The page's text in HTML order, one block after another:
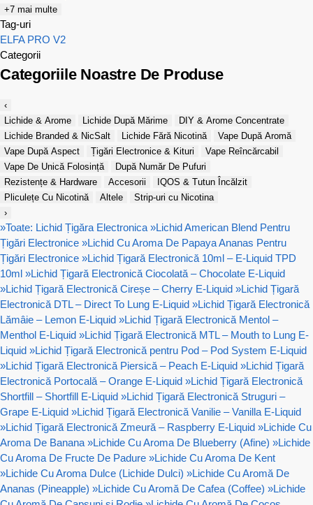
+7 mai multe
Tag-uri
ELFA PRO V2
Categorii
Categoriile Noastre De Produse
‹
Lichide & Arome
Lichide După Mărime
DIY & Arome Concentrate
Lichide Branded & NicSalt
Lichide Fără Nicotină
Vape După Aromă
Vape După Aspect
Țigări Electronice & Kituri
Vape Reîncărcabil
Vape De Unică Folosință
După Număr De Pufuri
Rezistențe & Hardware
Accesorii
IQOS & Tutun Încălzit
Pliculețe Cu Nicotină
Altele
Strip-uri cu Nicotina
›
»Toate: Lichid Țigăra Electronica »Lichid American Blend Pentru
Țigări Electronice »Lichid Cu Aroma De Papaya Ananas Pentru
Țigări Electronice »Lichid Țigară Electronică 10ml – E-Liquid TPD
10ml »Lichid Țigară Electronică Ciocolată – Chocolate E-Liquid
»Lichid Țigară Electronică Cireșe – Cherry E-Liquid »Lichid Țigară
Electronică DTL – Direct To Lung E-Liquid »Lichid Țigară Electronică
Lămâie – Lemon E-Liquid »Lichid Țigară Electronică Mentol –
Menthol E-Liquid »Lichid Țigară Electronică MTL – Mouth to Lung E-
Liquid »Lichid Țigară Electronică pentru Pod – Pod System E-Liquid
»Lichid Țigară Electronică Piersică – Peach E-Liquid »Lichid Țigară
Electronică Portocală – Orange E-Liquid »Lichid Țigară Electronică
Shortfill – Shortfill E-Liquid »Lichid Țigară Electronică Struguri –
Grape E-Liquid »Lichid Țigară Electronică Vanilie – Vanilla E-Liquid
»Lichid Țigară Electronică Zmeură – Raspberry E-Liquid »Lichide Cu
Aroma De Banana »Lichide Cu Aroma De Blueberry (Afine) »Lichide
Cu Aroma De Fructe De Padure »Lichide Cu Aroma De Kent
»Lichide Cu Aroma Dulce (Lichide Dulci) »Lichide Cu Aromă De
Ananas (Pineapple) »Lichide Cu Aromă De Cafea (Coffee) »Lichide